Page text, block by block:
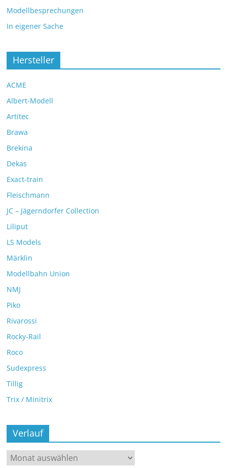
Modellbesprechungen
In eigener Sache
Hersteller
ACME
Albert-Modell
Artitec
Brawa
Brekina
Dekas
Exact-train
Fleischmann
JC – Jägerndorfer Collection
Liliput
LS Models
Märklin
Modellbahn Union
NMJ
Piko
Rivarossi
Rocky-Rail
Roco
Sudexpress
Tillig
Trix / Minitrix
Verlauf